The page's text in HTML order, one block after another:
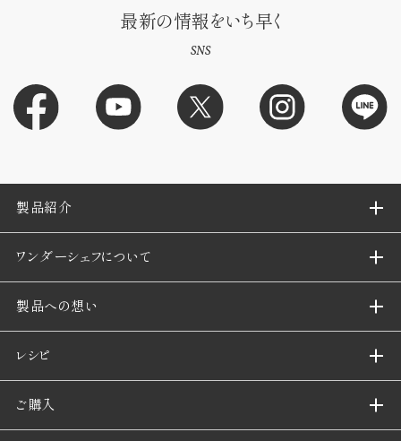
最新の情報をいち早く
SNS
製品紹介
ワンダーシェフについて
製品への想い
レシピ
ご購入